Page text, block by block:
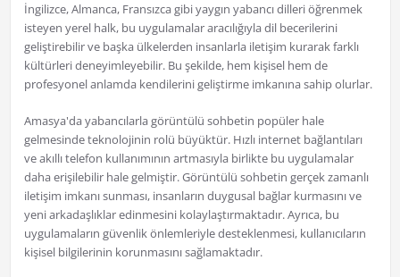
İngilizce, Almanca, Fransızca gibi yaygın yabancı dilleri öğrenmek
isteyen yerel halk, bu uygulamalar aracılığıyla dil becerilerini
geliştirebilir ve başka ülkelerden insanlarla iletişim kurarak farklı
kültürleri deneyimleyebilir. Bu şekilde, hem kişisel hem de
profesyonel anlamda kendilerini geliştirme imkanına sahip olurlar.
Amasya'da yabancılarla görüntülü sohbetin popüler hale
gelmesinde teknolojinin rolü büyüktür. Hızlı internet bağlantıları
ve akıllı telefon kullanımının artmasıyla birlikte bu uygulamalar
daha erişilebilir hale gelmiştir. Görüntülü sohbetin gerçek zamanlı
iletişim imkanı sunması, insanların duygusal bağlar kurmasını ve
yeni arkadaşlıklar edinmesini kolaylaştırmaktadır. Ayrıca, bu
uygulamaların güvenlik önlemleriyle desteklenmesi, kullanıcıların
kişisel bilgilerinin korunmasını sağlamaktadır.